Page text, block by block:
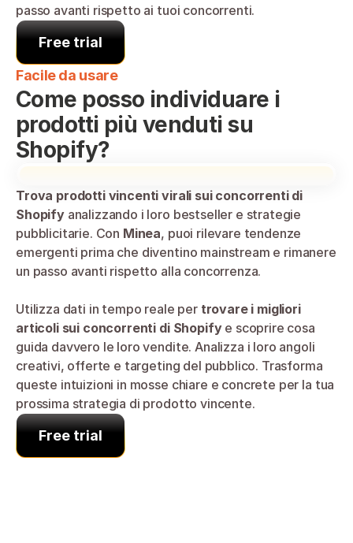
passo avanti rispetto ai tuoi concorrenti.
Free trial
Facile da usare
Come posso individuare i
prodotti più venduti su
Shopify?
Trova prodotti vincenti virali sui concorrenti di
Shopify analizzando i loro bestseller e strategie
pubblicitarie. Con Minea, puoi rilevare tendenze
emergenti prima che diventino mainstream e rimanere
un passo avanti rispetto alla concorrenza.
Utilizza dati in tempo reale per trovare i migliori
articoli sui concorrenti di Shopify e scoprire cosa
guida davvero le loro vendite. Analizza i loro angoli
creativi, offerte e targeting del pubblico. Trasforma
queste intuizioni in mosse chiare e concrete per la tua
prossima strategia di prodotto vincente.
Free trial